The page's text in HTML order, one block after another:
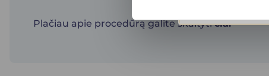
Plačiau apie procedūrą galite skaitytičia.